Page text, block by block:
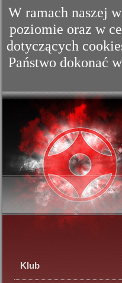
W ramach naszej
poziomie oraz w
dotyczących
Państwo dokonać
Klub